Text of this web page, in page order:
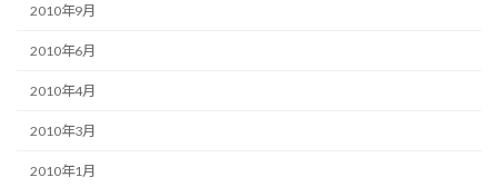
2010年9月
2010年6月
2010年4月
2010年3月
2010年1月